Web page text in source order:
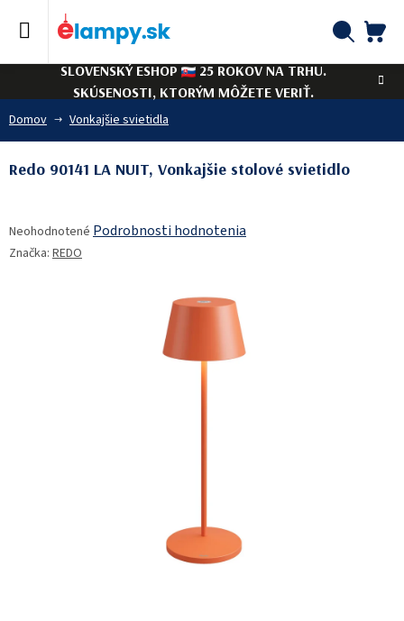
SLOVENSKÝ ESHOP
25 ROKOV NA TRHU.
SKÚSENOSTI, KTORÝM MÔŽETE VERIŤ.
Domov Vonkajšie svietidla
Redo 90141 LA NUIT, Vonkajšie stolové svietidlo
hodnotenie
produktu
Neohodnotené Podrobnosti hodnotenia
Značka: REDO